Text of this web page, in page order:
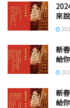
來
新
給
新
給